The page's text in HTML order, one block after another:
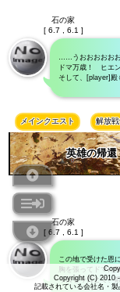
Copyright (C) 2010
記載されている会社名・
石の家
[ 6.7 , 6.1 ]
……うおおおおおお
ドマ万歳！ ヒエ
そして、[player]殿
メインクエスト 解放
英雄の帰還
石の家
[ 6.7 , 6.1 ]
この地で受けた恩
胸を張ってドマに
今日も今日とて、